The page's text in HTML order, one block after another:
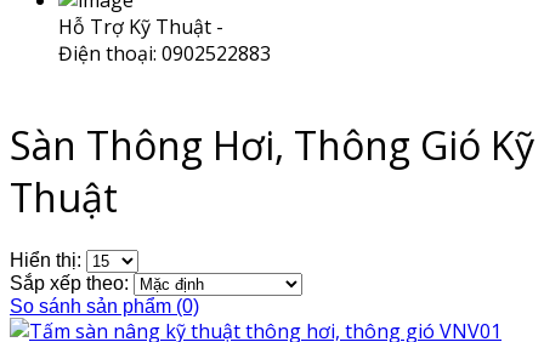
Hỗ Trợ Kỹ Thuật -
Điện thoại: 0902522883
Sàn Thông Hơi, Thông Gió Kỹ
Thuật
Hiển thị:
Sắp xếp theo:
So sánh sản phẩm (0)